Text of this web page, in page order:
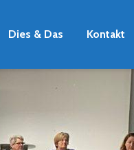
Dies & Das Kontakt